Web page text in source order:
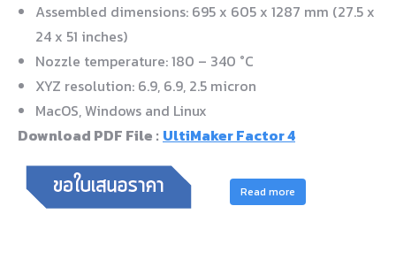
Assembled dimensions: 695 x 605 x 1287 mm (27.5 x
24 x 51 inches)
Nozzle temperature: 180 – 340 °C
XYZ resolution: 6.9, 6.9, 2.5 micron
MacOS, Windows and Linux
Download PDF File : UltiMaker Factor 4
Read more